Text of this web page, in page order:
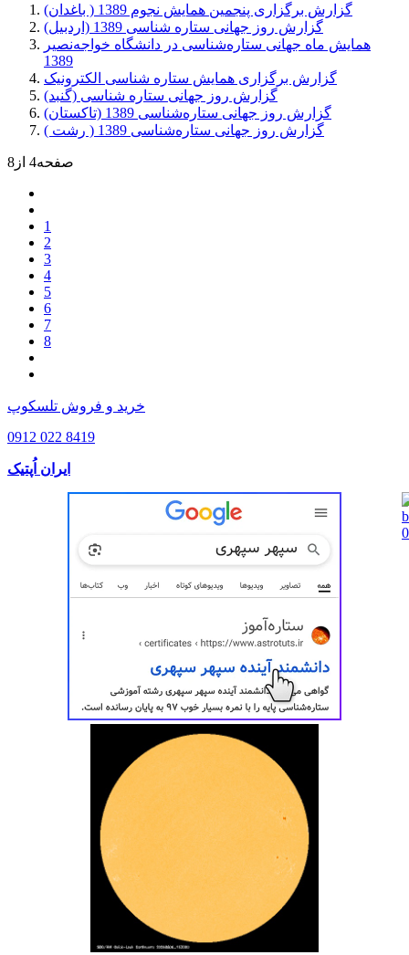
گزارش برگزاری پنجمین همایش نجوم 1389 ( باغدان)
گزارش روز جهانی ستاره شناسی 1389 (اردبیل)
همایش ماه جهانی ستاره‌شناسی در دانشگاه خواجه‌نصیر
1389
گزارش برگزاری همایش ستاره شناسی الکترونیک
گزارش روز جهانی ستاره شناسی (گنبد)
گزارش روز جهانی ستاره‌شناسی 1389 (تاکستان)
گزارش روز جهانی ستاره‌شناسی 1389 ( رشت )
صفحه4 از8
1
2
3
4
5
6
7
8
خرید و فروش تلسکوپ
0912 022 8419
ایران اُپتیک